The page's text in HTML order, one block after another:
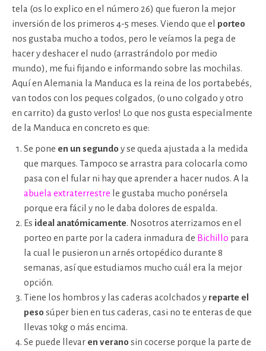
tela (os lo explico en el número 26) que fueron la mejor
inversión de los primeros 4-5 meses. Viendo que el porteo
nos gustaba mucho a todos, pero le veíamos la pega de
hacer y deshacer el nudo (arrastrándolo por medio
mundo), me fui fijando e informando sobre las mochilas.
Aquí en Alemania la Manduca es la reina de los portabebés,
van todos con los peques colgados, (o uno colgado y otro
en carrito) da gusto verlos! Lo que nos gusta especialmente
de la Manduca en concreto es que:
Se pone en un segundo y se queda ajustada a la medida
que marques. Tampoco se arrastra para colocarla como
pasa con el fular ni hay que aprender a hacer nudos. A la
abuela extraterrestre le gustaba mucho ponérsela
porque era fácil y no le daba dolores de espalda.
Es ideal anatómicamente. Nosotros aterrizamos en el
porteo en parte por la cadera inmadura de Bichillo para
la cual le pusieron un arnés ortopédico durante 8
semanas, así que estudiamos mucho cuál era la mejor
opción.
Tiene los hombros y las caderas acolchados y reparte el
peso súper bien en tus caderas, casi no te enteras de que
llevas 10kg o más encima.
Se puede llevar en verano sin cocerse porque la parte de